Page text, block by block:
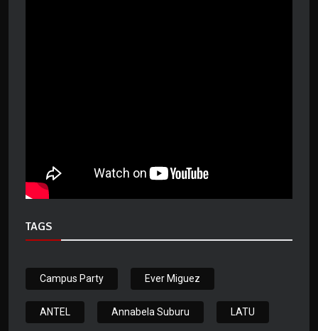
TAGS
Campus Party Ever Miguez
ANTEL Annabela Suburu LATU